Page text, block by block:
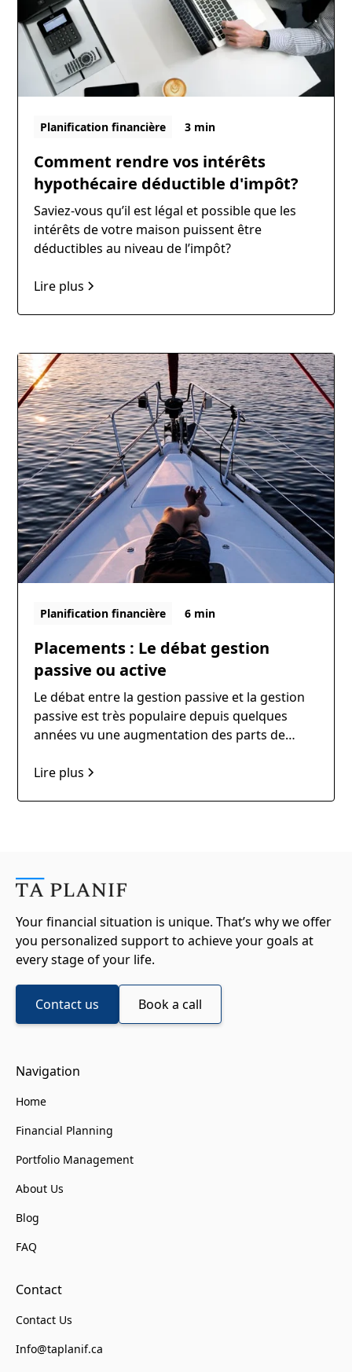
Planification financière 3 min
Comment rendre vos intérêts
hypothécaire déductible d'impôt?
Saviez-vous qu’il est légal et possible que les
intérêts de votre maison puissent être
déductibles au niveau de l’impôt?
Lire plus
Planification financière 6 min
Placements : Le débat gestion
passive ou active
Le débat entre la gestion passive et la gestion
passive est très populaire depuis quelques
années vu une augmentation des parts de
Lire plus
Your financial situation is unique. That’s why we offer
you personalized support to achieve your goals at
every stage of your life.
Contact us Book a call
Navigation
Home
Financial Planning
Portfolio Management
About Us
Blog
FAQ
Contact
Contact Us
Info@taplanif.ca